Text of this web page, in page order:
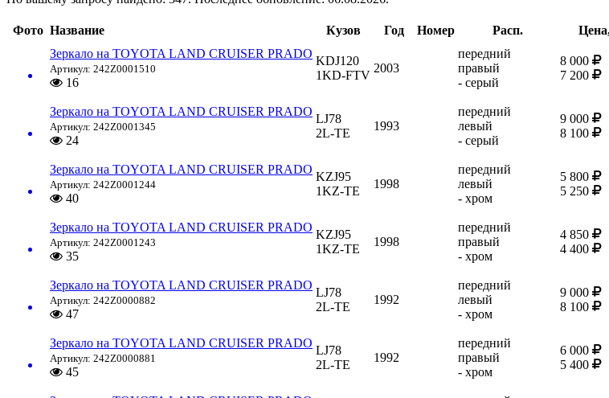
Фото Название Кузов Год Номер Расп.
Зеркало на TOYOTA LAND CRUISER PRADO
Артикул: 242Z0001510
16
KDJ120
1KD-FTV
2003
передний
правый
- серый
8 000
7 200
Зеркало на TOYOTA LAND CRUISER PRADO
Артикул: 242Z0001345
24
LJ78
2L-TE
1993
передний
левый
- серый
9 000
8 100
Зеркало на TOYOTA LAND CRUISER PRADO
Артикул: 242Z0001244
40
KZJ95
1KZ-TE
1998
передний
левый
- хром
5 800
5 250
Зеркало на TOYOTA LAND CRUISER PRADO
Артикул: 242Z0001243
35
KZJ95
1KZ-TE
1998
передний
правый
- хром
4 850
4 400
Зеркало на TOYOTA LAND CRUISER PRADO
Артикул: 242Z0000882
47
LJ78
2L-TE
1992
передний
левый
- хром
9 000
8 100
Зеркало на TOYOTA LAND CRUISER PRADO
Артикул: 242Z0000881
45
LJ78
2L-TE
1992
передний
правый
- хром
6 000
5 400